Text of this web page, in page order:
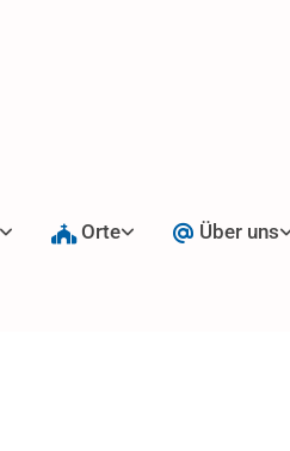
Orte Über uns